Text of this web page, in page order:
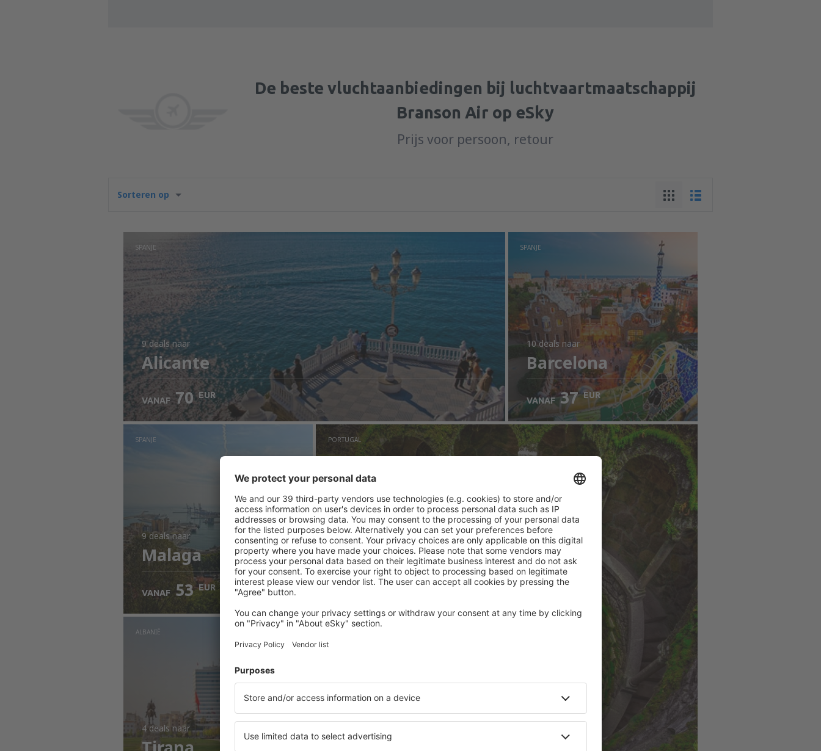
De beste vluchtaanbiedingen bij luchtvaartmaatschappij
Branson Air op eSky
Prijs voor persoon, retour
Sorteren op
SPANJE
9 dealsnaar
Alicante
VANAF 70 EUR
SPANJE
10 deals naar
Barcelona
VANAF 37 EUR
SPANJE
9 dealsnaar
Malaga
VANAF 53 EUR
PORTUGAL
4 dealsnaar
Lissabon
ALBANIË
4 deals naar